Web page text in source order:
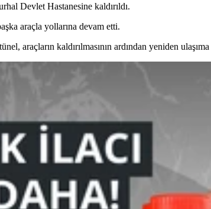
Devlet Hastanesine kaldırıldı.
araçla yollarına devam etti.
araçların kaldırılmasının ardından yeniden ulaşıma